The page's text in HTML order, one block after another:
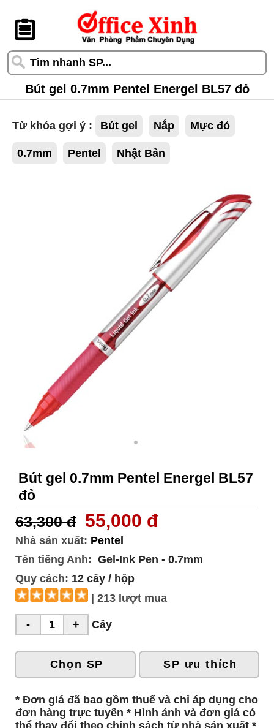
󰆎
Bút gel 0.7mm Pentel Energel BL57 đỏ
Từ khóa gợi ý : Bút gel Nắp Mực đỏ
0.7mm Pentel Nhật Bản
Bút gel 0.7mm Pentel Energel BL57
đỏ
63,300 đ 55,000 đ
Nhà sản xuất: Pentel
Tên tiếng Anh: Gel-Ink Pen - 0.7mm
Quy cách: 12 cây / hộp
| 213 lượt mua
Cây
Chọn SP SP ưu thích
* Đơn giá đã bao gồm thuế và chỉ áp dụng cho
đơn hàng trực tuyến * Hình ảnh và đơn giá có
thể thay đổi theo chính sách từ nhà sản xuất *